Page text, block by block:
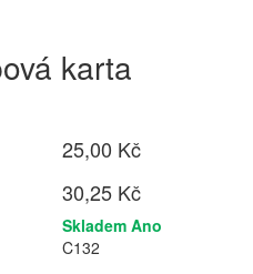
karta
25,00 Kč
30,25 Kč
Skladem Ano
C132